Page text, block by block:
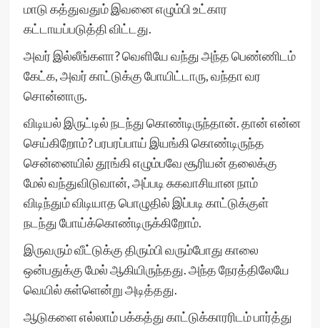
மாடு கத்துவதும் இவனை எழும்பி உட்கார
கட்டாயப்படுத்தி விட்டது.
அவர் இல்லீங்களா? வெளியே வந்து அந்த பெண்ணிடம்
கேட்க, அவர் காட்டுக்கு போயிட்டாரு, வந்தா வர
சொன்னாரு.
விடியல் இருட்டில் நடந்து கொண்டிருந்தான். தான் என்ன
செய்கிறோம்? பரபரப்பாய் இயங்கி கொண்டிருந்த
சென்னையில் தூங்கி எழும்பவே சூரியன் தலைக்கு
மேல் வந்துவிடுவான், அப்படி சுகவாசியான நாம்
விடிந்தும் விடியாத பொழுதில் இப்படி காட்டுக்குள்
நடந்து போய்க்கொண்டிருக்கிறோம்.
இருவரும் வீட்டுக்கு திரும்பி வரும்போது காலை
ஒன்பதுக்கு மேல் ஆகியிருந்தது. அந்த நேரத்திலேயே
வெயில் சுள்ளென்று அடித்தது.
ஆடுகளை எல்லாம் பக்கத்து காட்டுக்காரரிடம் பார்த்து